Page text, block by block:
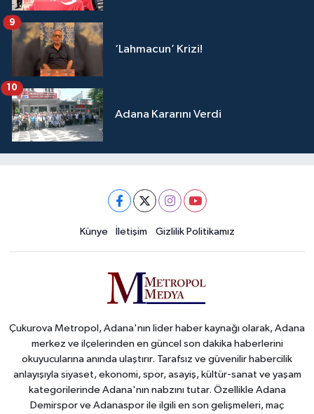
‘Lahmacun’ Krizi!
9
Adana Kararını Verdi
10
Künye İletişim Gizlilik Politikamız
Çukurova Metropol, Adana'nın lider haber kaynağı olarak, Adana
merkez ve ilçelerinden en güncel son dakika haberlerini
okuyucularına anında ulaştırır. Tarafsız ve güvenilir habercilik
anlayışıyla siyaset, ekonomi, spor, asayiş, kültür-sanat ve yaşam
kategorilerinde Adana'nın nabzını tutar. Özellikle Adana
Demirspor ve Adanaspor ile ilgili en son gelişmeleri, maç